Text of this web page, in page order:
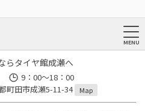
らタイヤ館成瀬へ
9：00～18：00
町田市成瀬5-11-34
Map